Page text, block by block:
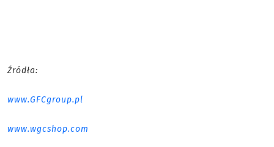
Źródła:
www.GFCgroup.pl
www.wgcshop.com